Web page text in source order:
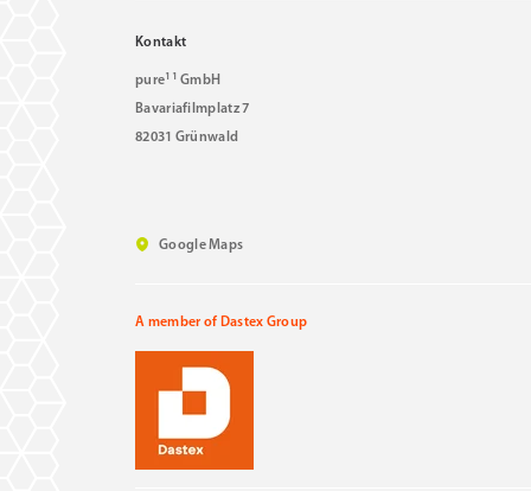
Kontakt
pure11 GmbH
Bavariafilmplatz 7
82031 Grünwald
Google Maps
A member of Dastex Group